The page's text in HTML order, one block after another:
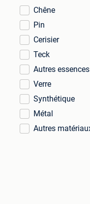
Chêne
Pin
Cerisier
Teck
Autres
Verre
Synthétique
Métal
Autres